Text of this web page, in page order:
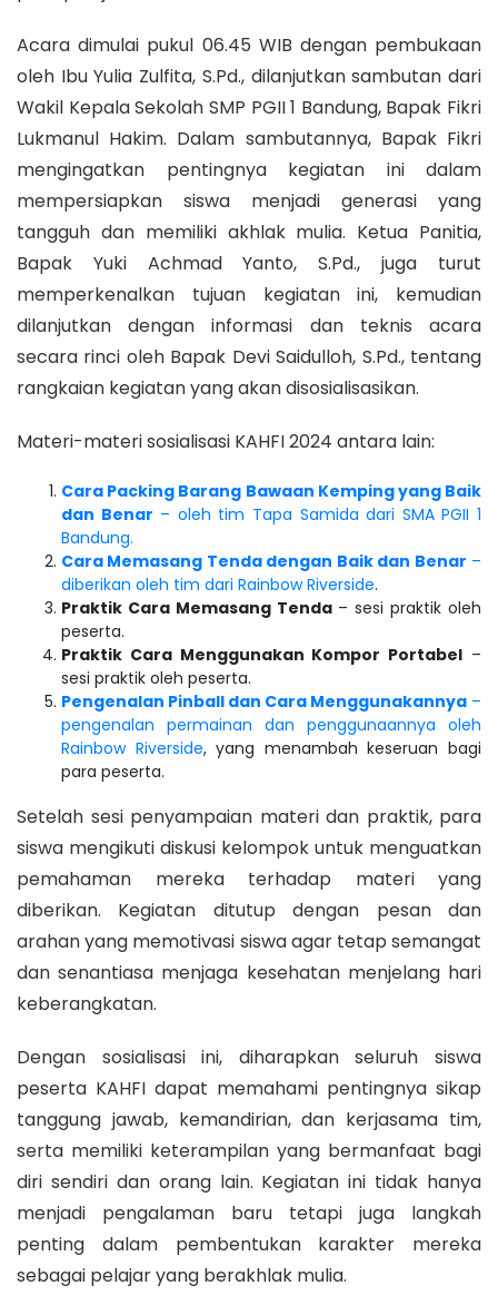
Acara dimulai pukul 06.45 WIB dengan pembukaan
oleh Ibu Yulia Zulfita, S.Pd., dilanjutkan sambutan dari
Wakil Kepala Sekolah SMP PGII 1 Bandung, Bapak Fikri
Lukmanul Hakim. Dalam sambutannya, Bapak Fikri
mengingatkan pentingnya kegiatan ini dalam
mempersiapkan siswa menjadi generasi yang
tangguh dan memiliki akhlak mulia. Ketua Panitia,
Bapak Yuki Achmad Yanto, S.Pd., juga turut
memperkenalkan tujuan kegiatan ini, kemudian
dilanjutkan dengan informasi dan teknis acara
secara rinci oleh Bapak Devi Saidulloh, S.Pd., tentang
rangkaian kegiatan yang akan disosialisasikan.
Materi-materi sosialisasi KAHFI 2024 antara lain:
Cara Packing Barang Bawaan Kemping yang Baik
dan Benar – oleh tim Tapa Samida dari SMA PGII 1
Bandung.
Cara Memasang Tenda dengan Baik dan Benar –
diberikan oleh tim dari Rainbow Riverside.
Praktik Cara Memasang Tenda– sesi praktik oleh
peserta.
Praktik Cara Menggunakan Kompor Portabel –
sesi praktik oleh peserta.
Pengenalan Pinball dan Cara Menggunakannya –
pengenalan permainan dan penggunaannya oleh
Rainbow Riverside, yang menambah keseruan bagi
para peserta.
Setelah sesi penyampaian materi dan praktik, para
siswa mengikuti diskusi kelompok untuk menguatkan
pemahaman mereka terhadap materi yang
diberikan. Kegiatan ditutup dengan pesan dan
arahan yang memotivasi siswa agar tetap semangat
dan senantiasa menjaga kesehatan menjelang hari
keberangkatan.
Dengan sosialisasi ini, diharapkan seluruh siswa
peserta KAHFI dapat memahami pentingnya sikap
tanggung jawab, kemandirian, dan kerjasama tim,
serta memiliki keterampilan yang bermanfaat bagi
diri sendiri dan orang lain. Kegiatan ini tidak hanya
menjadi pengalaman baru tetapi juga langkah
penting dalam pembentukan karakter mereka
sebagai pelajar yang berakhlak mulia.